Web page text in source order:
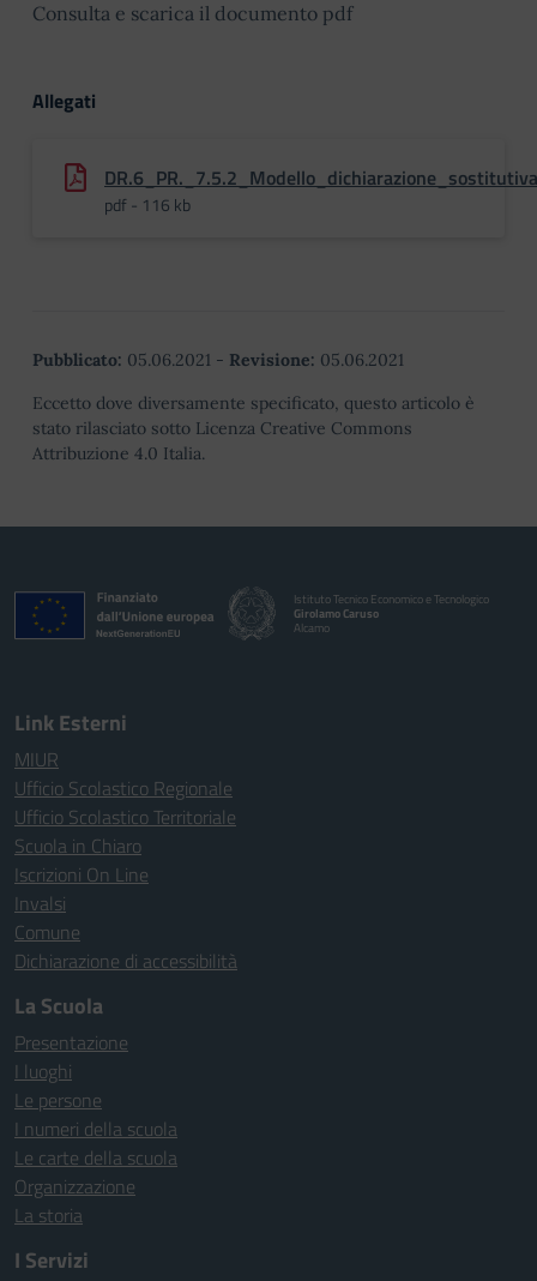
Consulta e scarica il documento pdf
Allegati
pdf - 116 kb
Pubblicato: 05.06.2021 - Revisione: 05.06.2021
Eccetto dove diversamente specificato, questo articolo è
stato rilasciato sotto Licenza Creative Commons
Attribuzione 4.0 Italia.
Istituto Tecnico Economico e Tecnologico
Girolamo Caruso
Alcamo
Link Esterni
MIUR
Ufficio Scolastico Regionale
Ufficio Scolastico Territoriale
Scuola in Chiaro
Iscrizioni On Line
Invalsi
Comune
Dichiarazione di accessibilità
La Scuola
Presentazione
I luoghi
Le persone
I numeri della scuola
Le carte della scuola
Organizzazione
La storia
I Servizi